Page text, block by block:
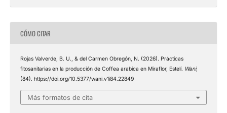
CÓMO CITAR
Rojas Valverde, B. U., & del Carmen Obregón, N. (2026). Prácticas
fitosanitarias en la producción de Coffea arabica en Miraflor, Estelí. Wani,
(84). https://doi.org/10.5377/wani.v1i84.22849
Más formatos de cita